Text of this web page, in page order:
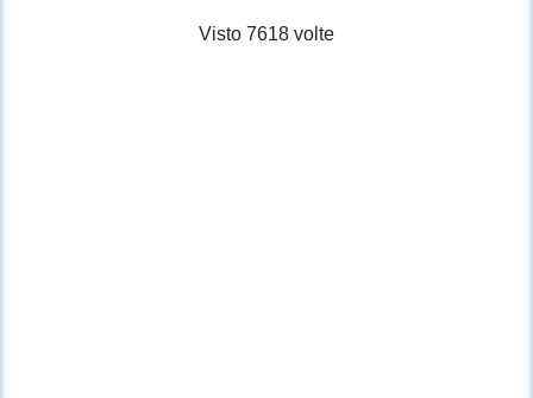
Visto 7618 volte